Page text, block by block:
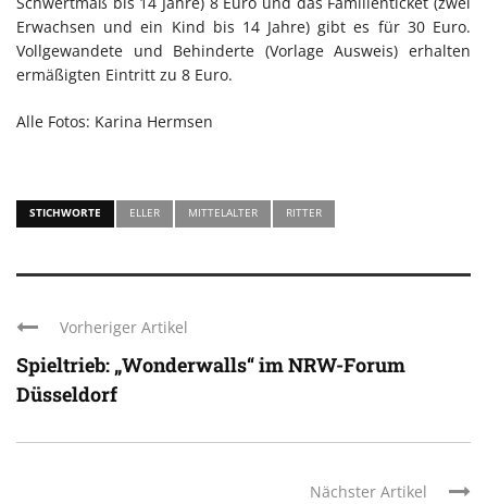
Erwachsen und ein Kind bis 14 Jahre) gibt es für 30 Euro.
Vollgewandete und Behinderte (Vorlage Ausweis) erhalten
ermäßigten Eintritt zu 8 Euro.
Alle Fotos: Karina Hermsen
STICHWORTE ELLER MITTELALTER RITTER
Vorheriger Artikel
Spieltrieb: „Wonderwalls“ im NRW-Forum
Düsseldorf
Nächster Artikel